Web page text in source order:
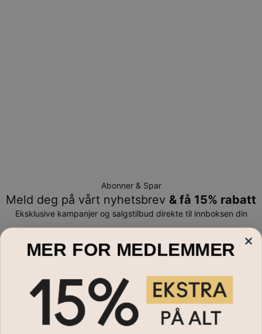
Abonner & Spar
Meld deg på vårt nyhetsbrev & få 15% rabatt
Eksklusive kampanjer og salgstilbud direkte til innboksen din
E-post*
Navnesmykker
MER FOR MEDLEMMER